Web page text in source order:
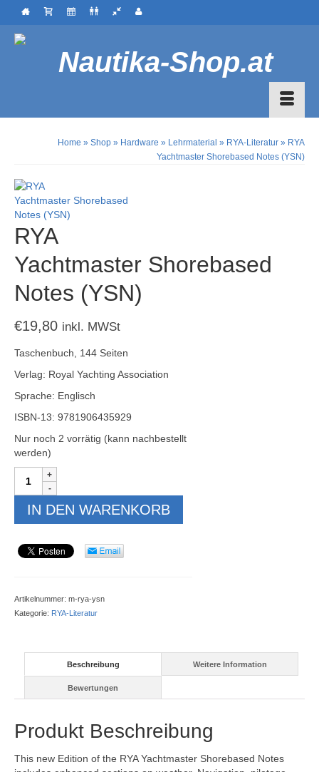
Home » Shop » Hardware » Lehrmaterial » RYA-Literatur » RYA
Yachtmaster Shorebased Notes (YSN)
RYA
Yachtmaster Shorebased
Notes (YSN)
€19,80 inkl. MWSt
Taschenbuch, 144 Seiten
Verlag: Royal Yachting Association
Sprache: Englisch
ISBN-13: 9781906435929
Nur noch 2 vorrätig (kann nachbestellt
werden)
Yachtmaster Shorebased
(YSN)
IN DEN WARENKORB
Artikelnummer: m-rya-ysn
Kategorie: RYA-Literatur
Beschreibung Weitere Information
Bewertungen
Produkt Beschreibung
This new Edition of the RYA Yachtmaster Shorebased Notes